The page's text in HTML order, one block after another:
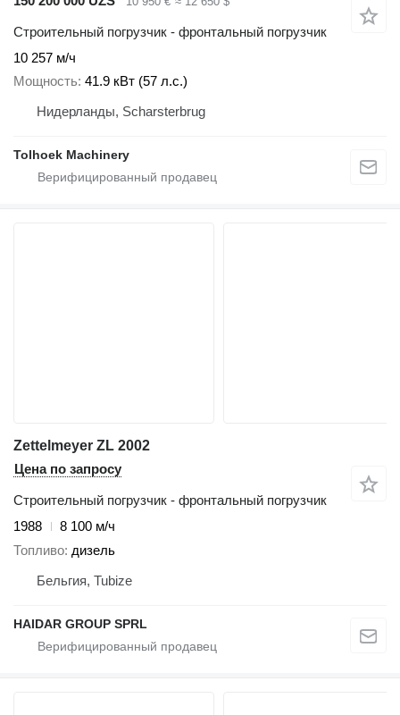
Строительный погрузчик - фронтальный погрузчик
10 257 м/ч
Мощность 41.9 кВт (57 л.с.)
Нидерланды, Scharsterbrug
Tolhoek Machinery
Zettelmeyer ZL 2002
Цена по запросу
Строительный погрузчик - фронтальный погрузчик
1988
8 100 м/ч
Топливо дизель
Бельгия, Tubize
HAIDAR GROUP SPRL